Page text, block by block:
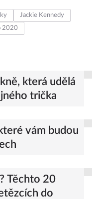
Jackie Kennedy
2020
která udělá
trička
vám budou
Těchto 20
do